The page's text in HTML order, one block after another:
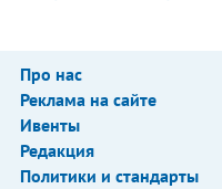
Про нас
Реклама на сайте
Ивенты
Редакция
Политики и стандарты